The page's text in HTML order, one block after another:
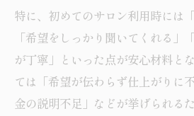
特に、初めてのサロン利用時には
「希望をしっかり聞いてくれる」
が丁寧」といった点が安心材料と
ては「希望が伝わらず仕上がりに
金の説明不足」などが挙げられる